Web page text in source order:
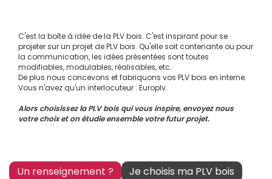
C'est la boîte à idée de la PLV bois. C'est inspirant pour se
projeter sur un projet de PLV bois. Qu'elle soit contenante ou pour
la communication, les idées présentées sont toutes
modifiables, modulables, réalisables, etc.
De plus nous concevons et fabriquons vos PLV bois en interne.
Vous n'avez qu'un interlocuteur : Europlv.
Alors choisissez la PLV bois qui vous inspire, envoyez nous
votre choix et on étudie ensemble votre futur projet.
Un renseignement ? Je choisis ma PLV bois